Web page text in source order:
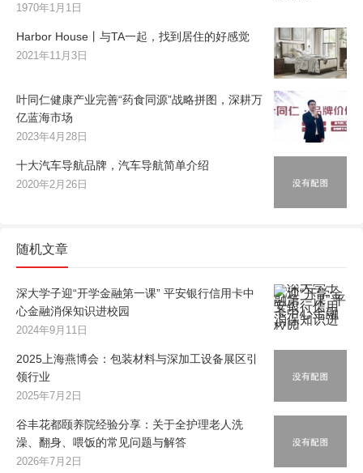
1970年1月1日
Harbor House丨与TA一起，找到居住的好感觉
2021年11月3日
叶同仁健康产业完善“药食同源”战略拼图，深耕万
亿蓝海市场
2023年4月28日
十大汽车导航品牌，汽车导航简单介绍
2020年2月26日
随机文章
深大学子迎“开学金融第一课” 平安银行信用卡中
心金融消保知识进校园
2024年9月11日
2025上海燕博会：包装材料与深加工设备展区引
领行业
2025年7月2日
谷丰花都颐养院经验分享：关于全护理老人洗
澡、翻身、喂饭的常见问题与解答
2026年7月2日